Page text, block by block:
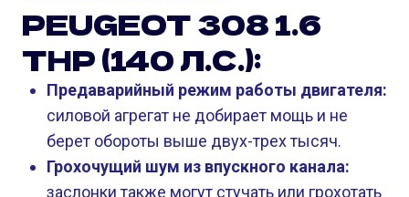
PEUGEOT 308 1.6
THP (140 Л.С.):
Предаварийный режим работы двигателя:
силовой агрегат не добирает мощь и не
берет обороты выше двух-трех тысяч.
Грохочущий шум из впускного канала:
заслонки также могут стучать или грохотать